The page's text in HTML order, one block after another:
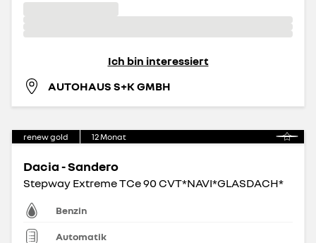
Ich bin interessiert
AUTOHAUS S+K GMBH
renew gold 12Monat
Dacia - Sandero
Stepway Extreme TCe 90 CVT*NAVI*GLASDACH*
Benzin
Automatik